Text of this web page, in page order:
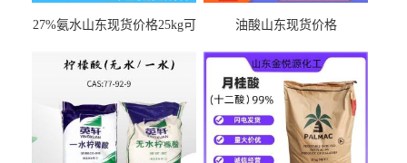
27%氨水山东现货价格25kg可
油酸山东现货价格